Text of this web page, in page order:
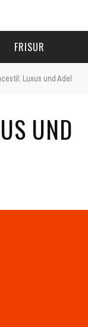
FRISUR
Luxus und Adel
UND